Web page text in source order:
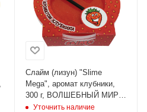
Слайм (лизун) "Slime
Mega", аромат клубники,
300 г, ВОЛШЕБНЫЙ МИР,
S300-17
Уточнить наличие